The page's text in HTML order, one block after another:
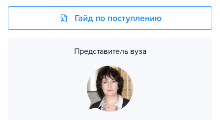
Гайд по поступлению
Представитель вуза